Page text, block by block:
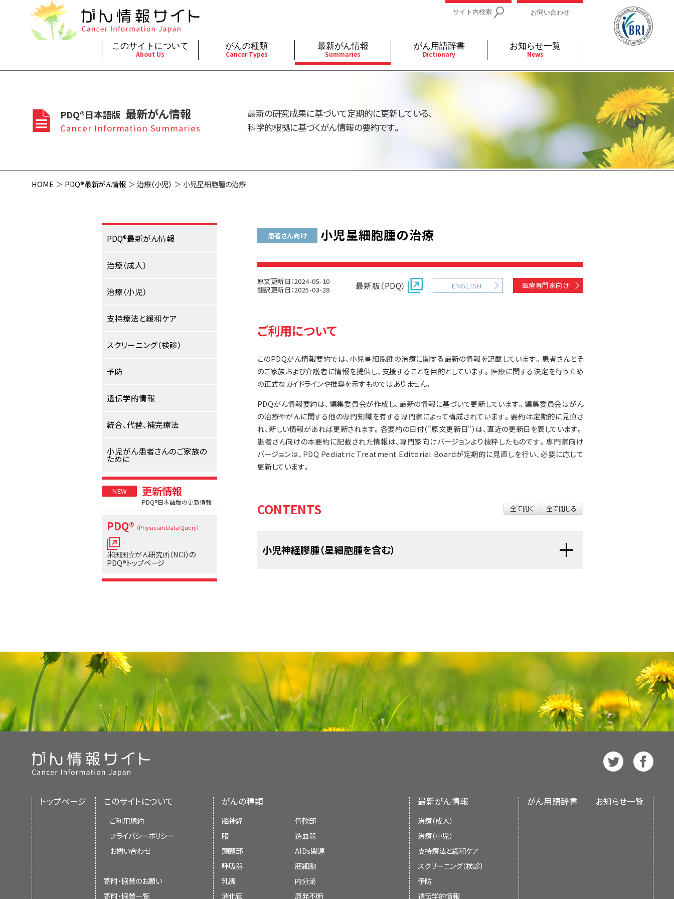
このサイトについて
About Us
このサイトについて
About Cancer Information Japan
プライバシーポリシー
寄附・協賛一覧
沿革
がんの種類
Cancer Types
がんの種類
Cancer Types
消化管
肝胆膵
皮膚
骨軟部
補完代替医療
最新がん情報
Summaries
最新がん情報
Summaries
支持療法と緩和ケア
遺伝学的情報
統合、代替、補完療法
がん用語辞書
Dictionary
お知らせ一覧
News
サイト内検索 お問い合わせ
PDQ®日本語版 最新がん情報
Cancer Information Summaries
最新の研究成果に基づいて定期的に更新している、
科学的根拠に基づくがん情報の要約です。
HOME PDQ®最新がん情報 治療（小児） 小児星細胞腫の治療
PDQ®最新がん情報
治療（成人）
治療（小児）
支持療法と緩和ケア
スクリーニング（検診）
予防
遺伝学的情報
統合、代替、補完療法
小児がん患者さんのご家族の
ために
更新情報
PDQ®日本語版の更新情報
PDQ® （Physician Data Query）
米国国立がん研究所（NCI）の
PDQ®トップページ
患者さん向け 小児星細胞腫の治療
原文更新日：2024-05-10
翻訳更新日：2025-03-28
最新版（PDQ） ENGLISH 医療専門家向け
ご利用について
このPDQがん情報要約では、小児星細胞腫の治療に関する最新の情報を記載しています。患者さんとそ
のご家族および介護者に情報を提供し、支援することを目的としています。医療に関する決定を行うため
の正式なガイドラインや推奨を示すものではありません。
PDQがん情報要約は、編集委員会が作成し、最新の情報に基づいて更新しています。編集委員会はがん
の治療やがんに関する他の専門知識を有する専門家によって構成されています。要約は定期的に見直さ
れ、新しい情報があれば更新されます。各要約の日付（"原文更新日"）は、直近の更新日を表しています。
患者さん向けの本要約に記載された情報は、専門家向けバージョンより抜粋したものです。専門家向け
バージョンは、PDQ Pediatric Treatment Editorial Boardが定期的に見直しを行い、必要に応じて
更新しています。
CONTENTS 全て開く 全て閉じる
小児神経膠腫（星細胞腫を含む）
にも発生する可能性があり、悪性度が低い場合（低悪性度）と悪性度が高い場合（高悪
性度）があります。
ほかの種類の腫瘍が神経膠細胞や神経細胞から発生することもあります。神経細胞腫
瘍は、神経細胞で構成されるまれな腫瘍です。グリア神経細胞腫瘍は、神経細胞と神経
膠細胞（グリア細胞）が混在する腫瘍です。神経細胞腫瘍とグリア神経細胞腫瘍は、どち
らもまれな低悪性度の腫瘍で、神経膠腫と同様に治療されます。
大脳：脳の中で最も大きな部分で、頭部の上方に位置しています。大脳は思
考、学習、問題解決、発話、感情、読み書き、随意運動を制御しています。
小脳：脳の後方下部（後頭部の中央付近）に位置しています。小脳は随意運
トップページ このサイトについて
ご利用規約
プライバシーポリシー
お問い合わせ
寄附・協賛のお願い
寄附・協賛一覧
がんの種類
脳神経
眼
頭頸部
呼吸器
乳腺
消化管
骨軟部
造血器
AIDs関連
胚細胞
内分泌
原発不明
最新がん情報
治療（成人）
治療（小児）
支持療法と緩和ケア
スクリーニング（検診）
予防
遺伝学的情報
がん用語辞書 お知らせ一覧